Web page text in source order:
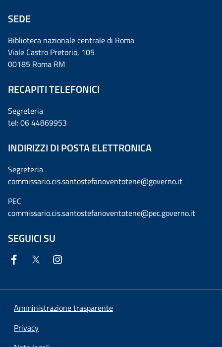
SEDE
Biblioteca nazionale centrale di Roma
Viale Castro Pretorio, 105
00185 Roma RM
RECAPITI TELEFONICI
Segreteria
tel: 06 44869953
INDIRIZZI DI POSTA ELETTRONICA
Segreteria
commissario.cis.santostefanoventotene@governo.it
PEC
commissario.cis.santostefanoventotene@pec.governo.it
SEGUICI SU
Amministrazione trasparente
Privacy